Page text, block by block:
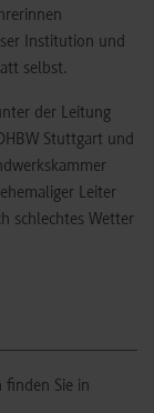
Institution und
selbst.
der Leitung
Stuttgart und
Leiter
schlechtes Wetter
finden Sie in